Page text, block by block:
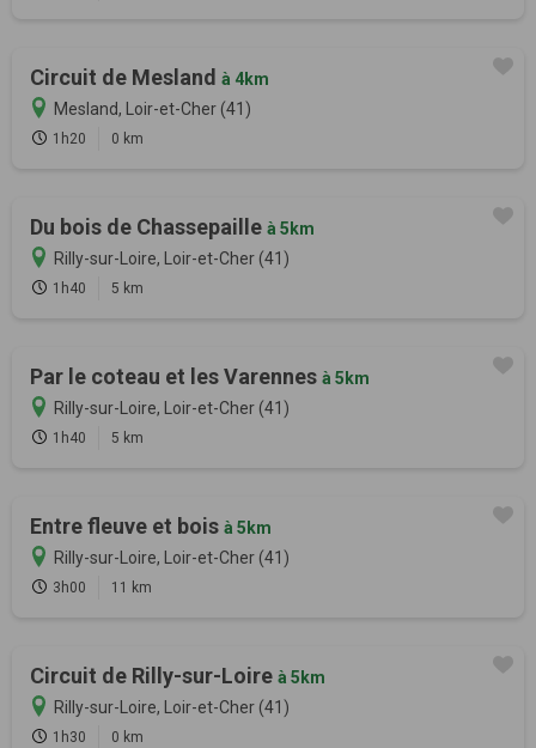
Circuit de Mesland à 4km
Mesland, Loir-et-Cher (41)
1h20 0 km
Du bois de Chassepaille à 5km
Rilly-sur-Loire, Loir-et-Cher (41)
1h40 5 km
Par le coteau et les Varennes à 5km
Rilly-sur-Loire, Loir-et-Cher (41)
1h40 5 km
Entre fleuve et bois à 5km
Rilly-sur-Loire, Loir-et-Cher (41)
3h00 11 km
Circuit de Rilly-sur-Loire à 5km
Rilly-sur-Loire, Loir-et-Cher (41)
1h30 0 km